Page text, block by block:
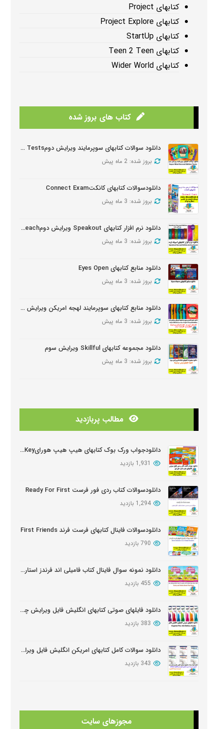
کتابهای Project
کتابهای Project Explore
کتابهای StartUp
کتابهای Teen 2 Teen
کتابهای Wider World
کتاب های بروز شده
دانلود سوالات کتابهای سوپرمایند ویرایش دومSuper Mind Tests
بروز شده: 2 ماه پیش
دانلودسوالات کتابهای کانکتConnect Exam
بروز شده: 3 ماه پیش
دانلود نرم افزار کتابهای Speakout ویرایش دومSpeakout Active Teach
بروز شده: 3 ماه پیش
دانلود منابع کتابهای Eyes Open
بروز شده: 3 ماه پیش
دانلود منابع کتابهای سوپرمایند لهجه امریکن ویرایش دومSuper Minds American Second Edition
بروز شده: 3 ماه پیش
دانلود مجموعه کتابهای Skillful ویرایش سوم
بروز شده: 3 ماه پیش
دانلود دوره آموزشی Wider World ویرایش دوم
دانلود سوالات کتابهای Oxford Discover
مطالب پربازدید
دانلودجواب ورک بوک کتابهای هیپ هیپ هورایHip Hip Hooray Workbook Key
1,931 بازدید
دانلودسوالات کتاب ردی فور فرست Ready For First
1,294 بازدید
دانلودسوالات فاینال کتابهای فرست فرند First Friends
790 بازدید
دانلود نمونه سوال فاینال کتاب فامیلی اند فرندز استارتر ویرایش دوم
455 بازدید
دانلود فایلهای صوتی کتابهای انگلیش فایل ویرایش چهارم English File Edition Audio
383 بازدید
دانلود سوالات کامل کتابهای امریکن انگلیش فایل ویرایش سوم American English FileThird Edition Exam Package
343 بازدید
مجوزهای سایت